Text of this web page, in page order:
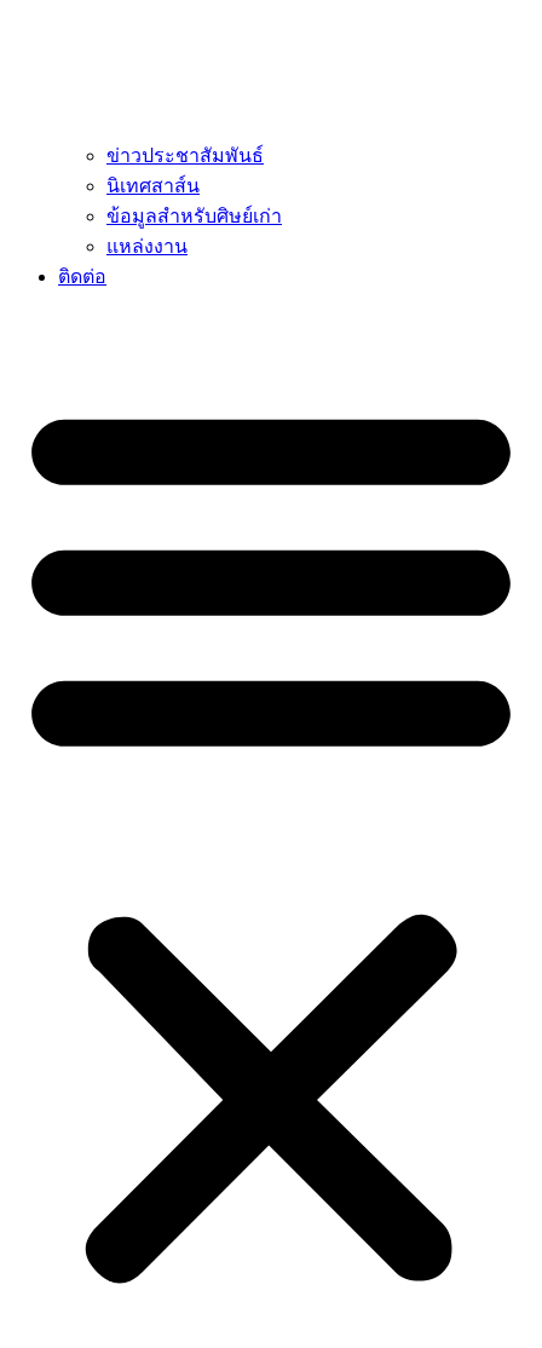
ข่าวประชาสัมพันธ์
นิเทศสาส์น
ข้อมูลสำหรับศิษย์เก่า
แหล่งงาน
ติดต่อ